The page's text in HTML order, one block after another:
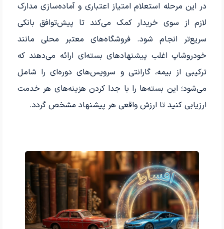
در این مرحله استعلام امتیاز اعتباری و آماده‌سازی مدارک
لازم از سوی خریدار کمک می‌کند تا پیش‌توافق بانکی
سریع‌تر انجام شود. فروشگاه‌های معتبر محلی مانند
خودروشاپ اغلب پیشنهادهای بسته‌ای ارائه می‌دهند که
ترکیبی از بیمه، گارانتی و سرویس‌های دوره‌ای را شامل
می‌شود؛ این بسته‌ها را با جدا کردن هزینه‌های هر خدمت
ارزیابی کنید تا ارزش واقعی هر پیشنهاد مشخص گردد.